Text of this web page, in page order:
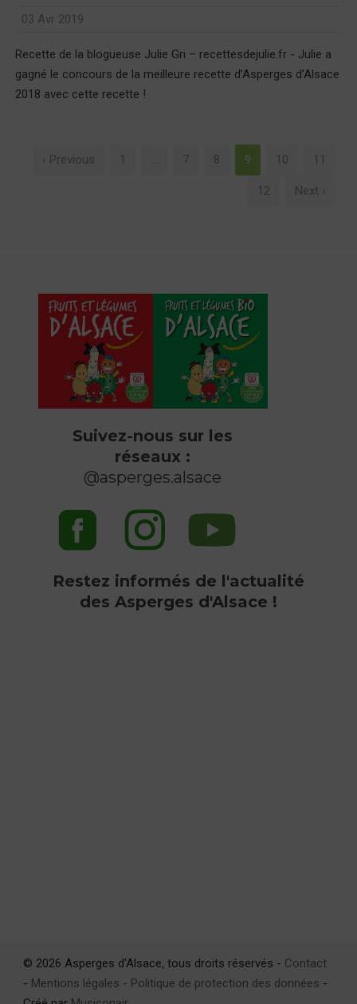
03 Avr 2019
Recette de la blogueuse Julie Gri – recettesdejulie.fr - Julie a
gagné le concours de la meilleure recette d’Asperges d’Alsace
2018 avec cette recette !
‹ Previous 1 … 7 8 9 10 11
12 Next ›
Suivez-nous sur les
réseaux :
@asperges.alsace
Restez informés de l'actualité
des Asperges d'Alsace !
© 2026 Asperges d'Alsace, tous droits réservés - Contact
- Mentions légales - Politique de protection des données -